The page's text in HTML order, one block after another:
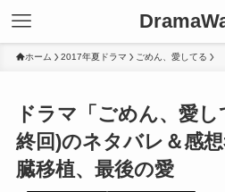
ホーム 2017年夏ドラマ ごめん、愛してる
ドラマ「ごめん、愛
終回)のネタバレ＆感
臓移植、最後の愛